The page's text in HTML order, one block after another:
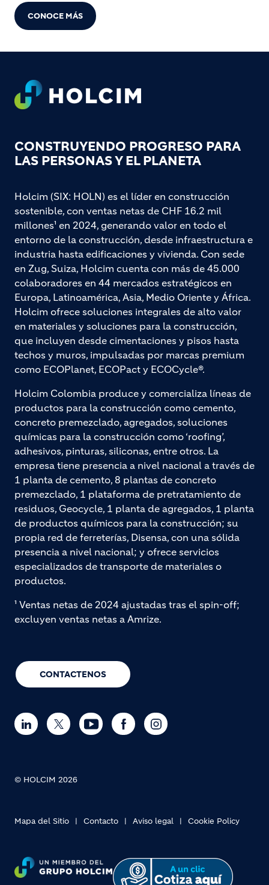
CONOCE MÁS
Footer
CONSTRUYENDO PROGRESO PARA
LAS PERSONAS Y EL PLANETA
CONTACTENOS
Holcim (SIX: HOLN) es el líder en construcción
sostenible, con ventas netas de CHF 16.2 mil
millones¹ en 2024, generando valor en todo el
entorno de la construcción, desde infraestructura e
industria hasta edificaciones y vivienda. Con sede
en Zug, Suiza, Holcim cuenta con más de 45.000
colaboradores en 44 mercados estratégicos en
Europa, Latinoamérica, Asia, Medio Oriente y África.
Holcim ofrece soluciones integrales de alto valor
en materiales y soluciones para la construcción,
que incluyen desde cimentaciones y pisos hasta
techos y muros, impulsadas por marcas premium
como ECOPlanet, ECOPact y ECOCycle®.
Holcim Colombia produce y comercializa líneas de
productos para la construcción como cemento,
concreto premezclado, agregados, soluciones
químicas para la construcción como ‘roofing’,
adhesivos, pinturas, siliconas, entre otros. La
empresa tiene presencia a nivel nacional a través de
1 planta de cemento, 8 plantas de concreto
premezclado, 1 plataforma de pretratamiento de
residuos, Geocycle, 1 planta de agregados, 1 planta
de productos químicos para la construcción; su
propia red de ferreterías, Disensa, con una sólida
presencia a nivel nacional; y ofrece servicios
especializados de transporte de materiales o
productos.
¹ Ventas netas de 2024 ajustadas tras el spin-off;
excluyen ventas netas a Amrize.
© HOLCIM 2026
Mapa del Sitio Contacto Aviso legal Cookie Policy